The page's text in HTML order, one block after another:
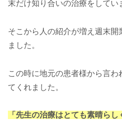
末だけ知り合いの治療をしてい
そこから人の紹介が増え週末開
ました。
この時に地元の患者様から言わ
てくれました。
「先生の治療はとても素晴ら